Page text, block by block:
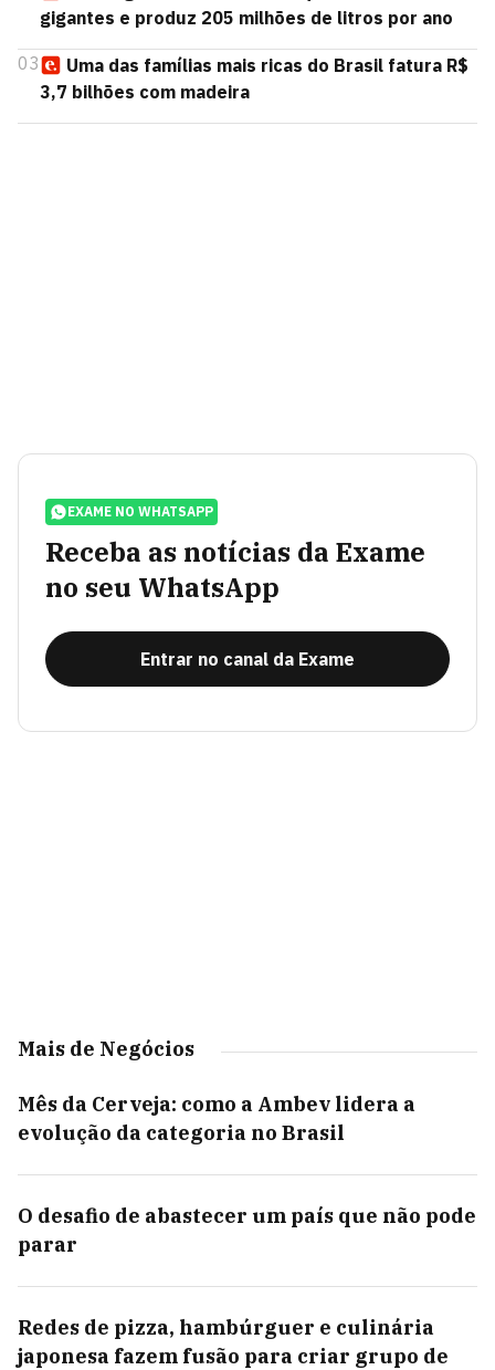
gigantes e produz 205 milhões de litros por ano
03
Uma das famílias mais ricas do Brasil fatura R$
3,7 bilhões com madeira
EXAME NO WHATSAPP
Receba as notícias da Exame
no seu WhatsApp
Entrar no canal da Exame
Mais de Negócios
Mês da Cerveja: como a Ambev lidera a
evolução da categoria no Brasil
O desafio de abastecer um país que não pode
parar
Redes de pizza, hambúrguer e culinária
japonesa fazem fusão para criar grupo de